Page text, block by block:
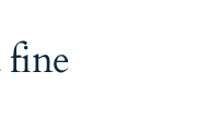
fine